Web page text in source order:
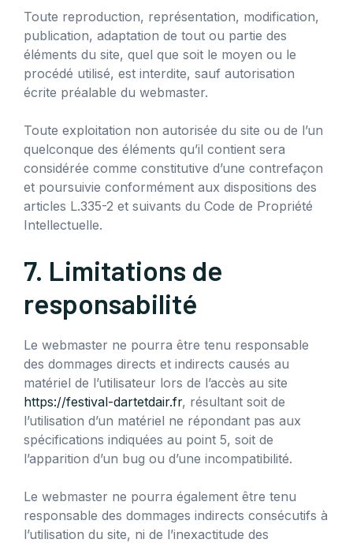
Toute reproduction, représentation, modification,
publication, adaptation de tout ou partie des
éléments du site, quel que soit le moyen ou le
procédé utilisé, est interdite, sauf autorisation
écrite préalable du webmaster.
Toute exploitation non autorisée du site ou de l’un
quelconque des éléments qu’il contient sera
considérée comme constitutive d’une contrefaçon
et poursuivie conformément aux dispositions des
articles L.335-2 et suivants du Code de Propriété
Intellectuelle.
7. Limitations de
responsabilité
Le webmaster ne pourra être tenu responsable
des dommages directs et indirects causés au
matériel de l’utilisateur lors de l’accès au site
https://festival-dartetdair.fr, résultant soit de
l’utilisation d’un matériel ne répondant pas aux
spécifications indiquées au point 5, soit de
l’apparition d’un bug ou d’une incompatibilité.
Le webmaster ne pourra également être tenu
responsable des dommages indirects consécutifs à
l’utilisation du site, ni de l’inexactitude des